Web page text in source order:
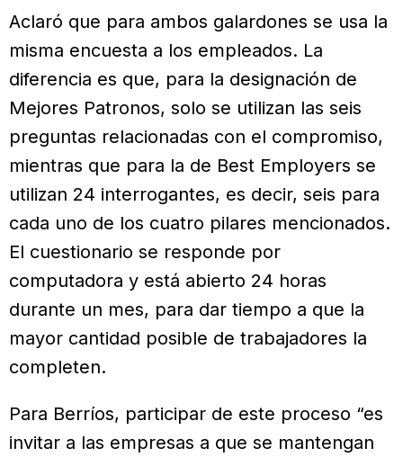
Aclaró que para ambos galardones se usa la
misma encuesta a los empleados. La
diferencia es que, para la designación de
Mejores Patronos, solo se utilizan las seis
preguntas relacionadas con el compromiso,
mientras que para la de Best Employers se
utilizan 24 interrogantes, es decir, seis para
cada uno de los cuatro pilares mencionados.
El cuestionario se responde por
computadora y está abierto 24 horas
durante un mes, para dar tiempo a que la
mayor cantidad posible de trabajadores la
completen.
Para Berríos, participar de este proceso “es
invitar a las empresas a que se mantengan